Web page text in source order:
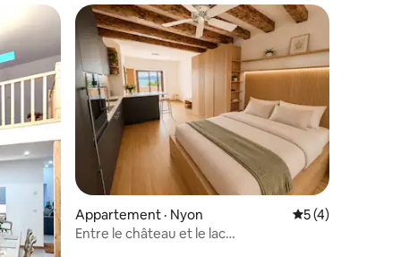
Appartement · Nyon Note moyenne
5 (4)
Entre le château et le lac…